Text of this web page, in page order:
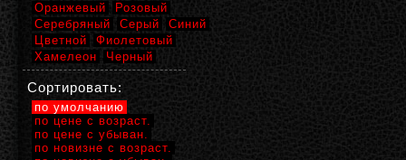
Оранжевый
Розовый
Серебряный
Серый
Синий
Цветной
Фиолетовый
Хамелеон
Черный
Сортировать:
по умолчанию
по цене с возраст.
по цене с убыван.
по новизне с возраст.